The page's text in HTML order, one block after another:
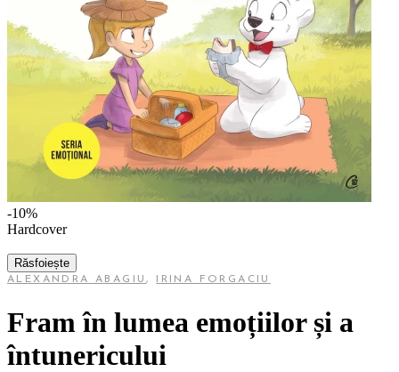
-10%
Hardcover
Răsfoiește
ALEXANDRA ABAGIU, IRINA FORGACIU
Fram în lumea emoțiilor și a
întunericului